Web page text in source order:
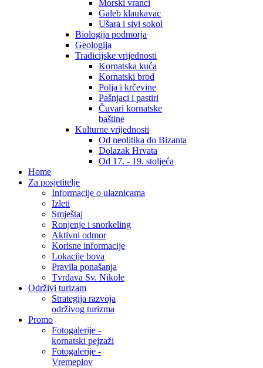
Morski vranci
Galeb klaukavac
Ušara i sivi sokol
Biologija podmorja
Geologija
Tradicijske vrijednosti
Kornatska kuća
Kornatski brod
Polja i krčevine
Pašnjaci i pastiri
Čuvari kornatske
baštine
Kulturne vrijednosti
Od neolitika do Bizanta
Dolazak Hrvata
Od 17. - 19. stoljeća
Home
Za posjetitelje
Informacije o ulaznicama
Izleti
Smještaj
Ronjenje i snorkeling
Aktivni odmor
Korisne informacije
Lokacije bova
Pravila ponašanja
Tvrđava Sv. Nikole
Održivi turizam
Strategija razvoja
održivog turizma
Promo
Fotogalerije -
kornatski pejzaži
Fotogalerije -
Vremeplov